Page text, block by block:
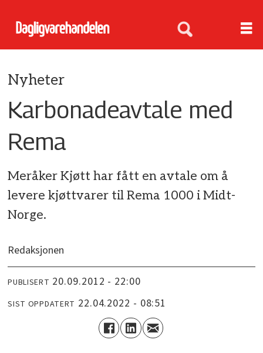
Nyheter
Karbonadeavtale med
Rema
Meråker Kjøtt har fått en avtale om å
levere kjøttvarer til Rema 1000 i Midt-
Norge.
Redaksjonen
PUBLISERT 20.09.2012 - 22:00
SIST OPPDATERT 22.04.2022 - 08:51